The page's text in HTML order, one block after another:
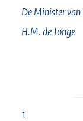
De Minister
H.M. deJonge
1